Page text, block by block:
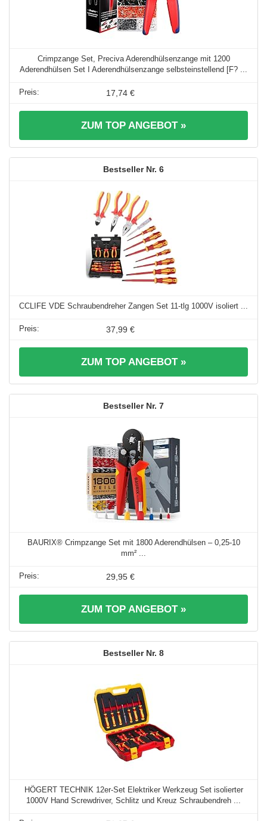
Crimpzange Set, Preciva Aderendhülsenzange mit 1200
Aderendhülsen Set I Aderendhülsenzange selbsteinstellend [F? ...
17,74 €
ZUM TOP ANGEBOT »
6
CCLIFE VDE Schraubendreher Zangen Set 11-tlg 1000V isoliert ...
37,99 €
ZUM TOP ANGEBOT »
7
BAURIX® Crimpzange Set mit 1800 Aderendhülsen – 0,25-10
mm² ...
29,95 €
ZUM TOP ANGEBOT »
8
HÖGERT TECHNIK 12er-Set Elektriker Werkzeug Set isolierter
1000V Hand Screwdriver, Schlitz und Kreuz Schraubendreh ...